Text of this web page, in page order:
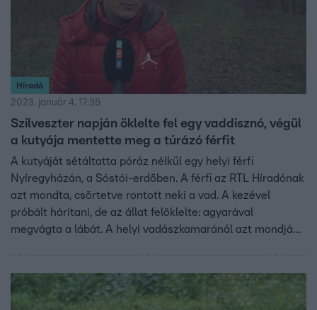
Híradó
2023. január 4. 17:35
Szilveszter napján öklelte fel egy vaddisznó, végül
a kutyája mentette meg a túrázó férfit
A kutyáját sétáltatta póráz nélkül egy helyi férfi
Nyíregyházán, a Sóstói-erdőben. A férfi az RTL Híradónak
azt mondta, csörtetve rontott neki a vad. A kezével
próbált hárítani, de az állat felöklelte: agyarával
megvágta a lábát. A helyi vadászkamaránál azt mondják,